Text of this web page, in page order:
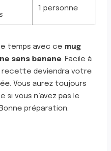
1 personne
temps avec ce mug
sans banane. Facile à
deviendra votre
Vous aurez toujours
vous n’avez pas le
préparation.